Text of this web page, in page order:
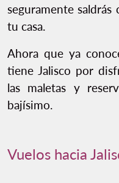
seguramente
tu casa.
Ahora que ya
tiene Jalisco por
las maletas y
bajísimo.
Vuelos hacia